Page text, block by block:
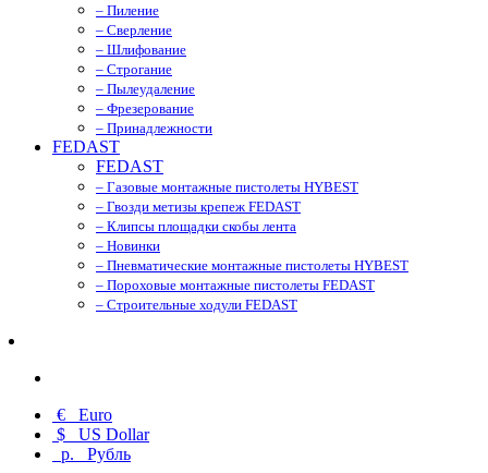
– Пиление
– Сверление
– Шлифование
– Строгание
– Пылеудаление
– Фрезерование
– Принадлежности
FEDAST
FEDAST
– Газовые монтажные пистолеты HYBEST
– Гвозди метизы крепеж FEDAST
– Клипсы площадки скобы лента
– Новинки
– Пневматические монтажные пистолеты HYBEST
– Пороховые монтажные пистолеты FEDAST
– Строительные ходули FEDAST
€ Euro
$ US Dollar
р. Рубль